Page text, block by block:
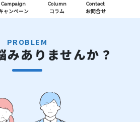
Campaign
ャンペーン
Column
コラム
Contact
お問合せ
PROBLEM
みありませんか？